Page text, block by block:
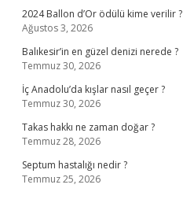
2024 Ballon d’Or ödülü kime verilir ?
Ağustos 3, 2026
Balıkesir’in en güzel denizi nerede ?
Temmuz 30, 2026
İç Anadolu’da kışlar nasıl geçer ?
Temmuz 30, 2026
Takas hakkı ne zaman doğar ?
Temmuz 28, 2026
Septum hastalığı nedir ?
Temmuz 25, 2026